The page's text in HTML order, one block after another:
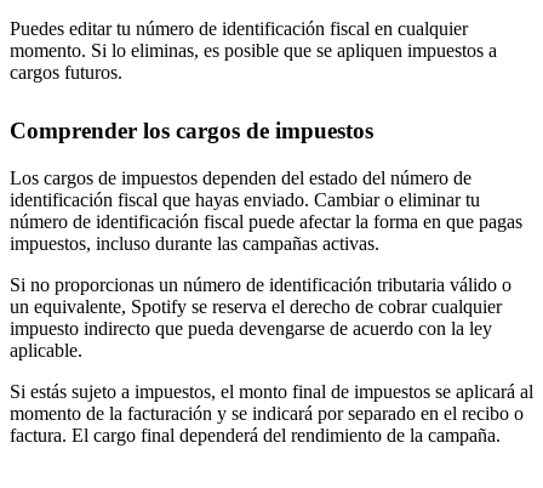
Puedes editar tu número de identificación fiscal en cualquier
momento. Si lo eliminas, es posible que se apliquen impuestos a
cargos futuros.
Comprender los cargos de impuestos
Los cargos de impuestos dependen del estado del número de
identificación fiscal que hayas enviado. Cambiar o eliminar tu
número de identificación fiscal puede afectar la forma en que pagas
impuestos, incluso durante las campañas activas.
Si no proporcionas un número de identificación tributaria válido o
un equivalente, Spotify se reserva el derecho de cobrar cualquier
impuesto indirecto que pueda devengarse de acuerdo con la ley
aplicable.
Si estás sujeto a impuestos, el monto final de impuestos se aplicará al
momento de la facturación y se indicará por separado en el recibo o
factura. El cargo final dependerá del rendimiento de la campaña.